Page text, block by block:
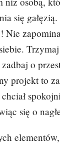
się
Nie
o
projekt to
się o